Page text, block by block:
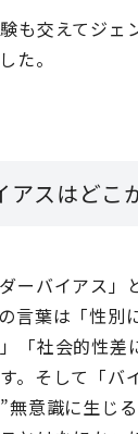
も交えてジェ
た。
アスはどこ
ーバイアス」
言葉は「性別
「社会的性差
。そして「バ
無意識に生じ